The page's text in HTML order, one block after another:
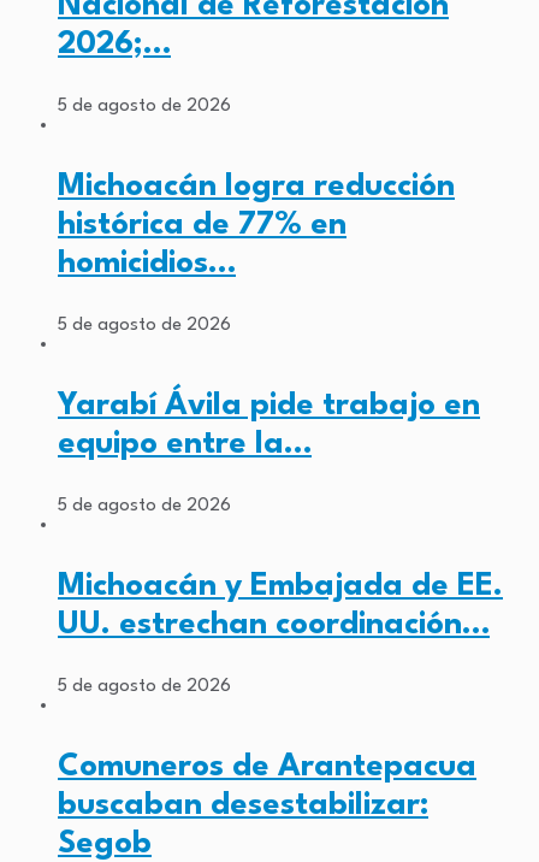
2026;…
5 de agosto de 2026
Michoacán logra reducción
histórica de 77% en
homicidios…
5 de agosto de 2026
Yarabí Ávila pide trabajo en
equipo entre la…
5 de agosto de 2026
Michoacán y Embajada de EE.
UU. estrechan coordinación…
5 de agosto de 2026
Comuneros de Arantepacua
buscaban desestabilizar:
Segob